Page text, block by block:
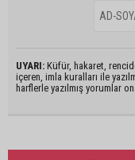
UYARI: Küfür, hakaret,
içeren, imla kuralları ile
harflerle yazılmış yorumlar